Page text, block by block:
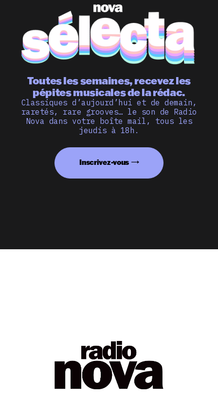
Toutes les semaines, recevez les
pépites musicales de la rédac.
Classiques d’aujourd’hui et de demain,
raretés, rare grooves… le son de Radio
Nova dans votre boîte mail, tous les
jeudis à 18h.
Inscrivez-vous